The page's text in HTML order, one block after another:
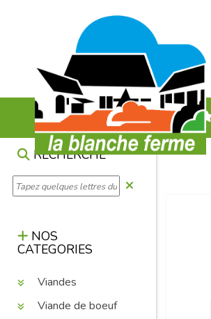
RECHERCHE
NOS
CATEGORIES
Viandes
Viande de boeuf